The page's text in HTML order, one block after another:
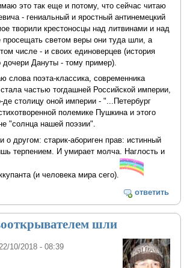
это так еще и потому, что сейчас читаю
- гениальный и яростный антинемецкий
творили крестоносцы над литвинами и над
светом веры они туда шли, а
числе - и своих единоверцев (история
Дануты - тому пример).
слова поэта-классика, современника
частью тогдашней Российской империи,
де столицу оной империи - "...Петербург
полемике Пушкина и этого
"солнца нашей поэзии".
другом: старик-абориген прав: истинный
терпением. И умирает молча. Наглость и
(и человека мира сего).
ответить
шли
10/2018 - 08:39